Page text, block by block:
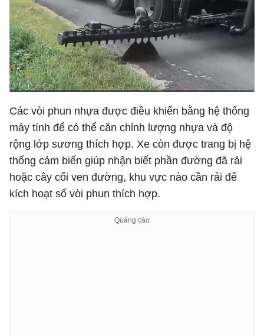
Các vòi phun nhựa được điều khiển bằng hệ thống
máy tính để có thể căn chỉnh lượng nhựa và độ
rộng lớp sương thích hợp. Xe còn được trang bị hệ
thống cảm biến giúp nhận biết phần đường đã rải
hoặc cây cối ven đường, khu vực nào cần rải để
kích hoạt số vòi phun thích hợp.